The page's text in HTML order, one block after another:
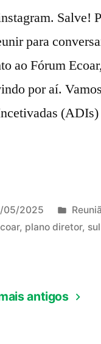
Salve!
para
ao Fórum
por aí.
05/2025
em
, plano diretor,
antigos